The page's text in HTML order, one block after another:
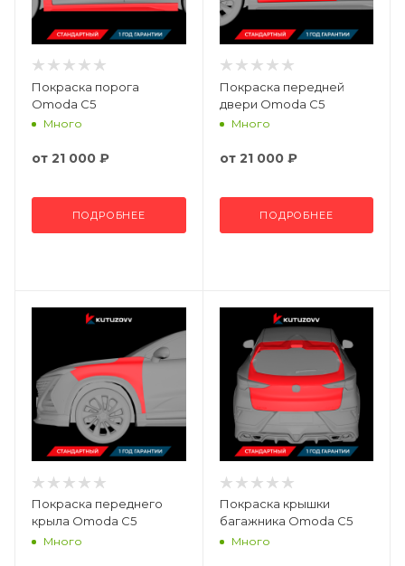
Покраска порога
Omoda C5
Много
от 21 000 ₽
ПОДРОБНЕЕ
Покраска передней
двери Omoda C5
Много
от 21 000 ₽
ПОДРОБНЕЕ
Покраска переднего
крыла Omoda C5
Много
Покраска крышки
багажника Omoda C5
Много